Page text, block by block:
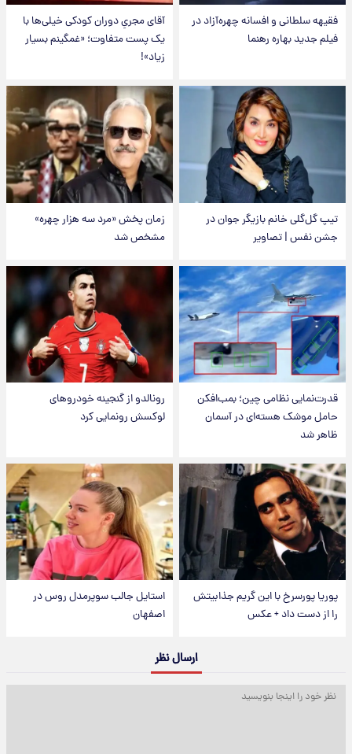
فقیهه سلطانی و افسانه چهره‌آزاد در
فیلم جدید بهاره رهنما
آقای مجریِ دوران کودکی خیلی‌ها با
یک پست متفاوت؛ «غمگینم بسیار
زیاد»!
تیپ گل‌گلی خانم بازیگر جوان در
جشن نفس | تصاویر
زمان پخش «مرد سه هزار چهره»
مشخص شد
قدرت‌نمایی نظامی چین؛ بمب‌افکن
حامل موشک هسته‌ای در آسمان
ظاهر شد
رونالدو از گنجینه خودروهای
لوکسش رونمایی کرد
پوریا پورسرخ با این گریم جذابیتش
را از دست داد + عکس
استایل جالب سوپرمدل روس در
اصفهان
ارسال نظر